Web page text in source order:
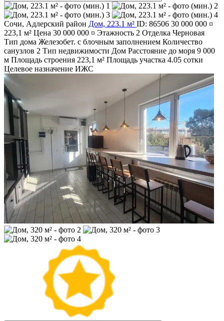
Сочи, Адлерский район Дом, 223.1 м² ID: 86506 30 000 000 ¤
223,1 м² Цена 30 000 000 ¤ Этажность 2 Отделка Черновая
Тип дома Железобет. с блочным заполнением Количество
санузлов 2 Тип недвижимости Дом Расстояние до моря 9 000
м Площадь строения 223,1 м² Площадь участка 4.05 сотки
Целевое назначение ИЖС